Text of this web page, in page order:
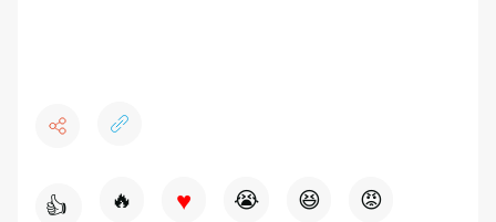
👍 🔥 ♥ 😭 😆 😡